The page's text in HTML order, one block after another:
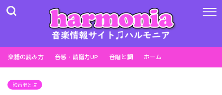
楽譜の読み方 音感・読譜力UP 音階と調 ホーム
短音階とは